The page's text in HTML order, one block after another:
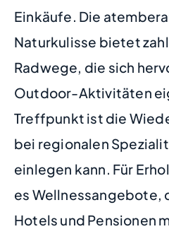
Einkäufe. Die
Naturkulisse bietet
Radwege, die sich
Outdoor-Aktivitäten
Treffpunkt ist die
bei regionalen
einlegen kann. Für
es Wellnessangebote,
Hotels und Pensionen